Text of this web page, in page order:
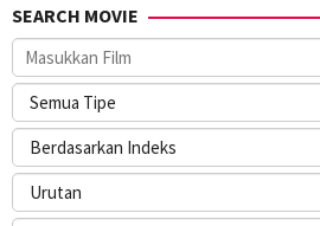
SEARCH MOVIE